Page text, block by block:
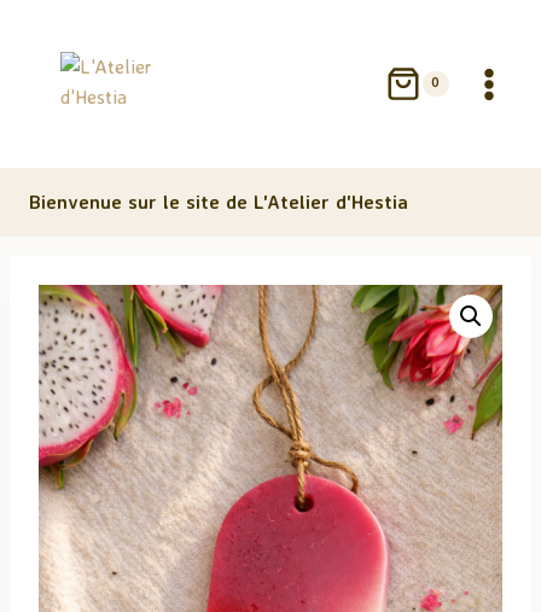
contenu
0
Bienvenue sur le site de L'Atelier d'Hestia